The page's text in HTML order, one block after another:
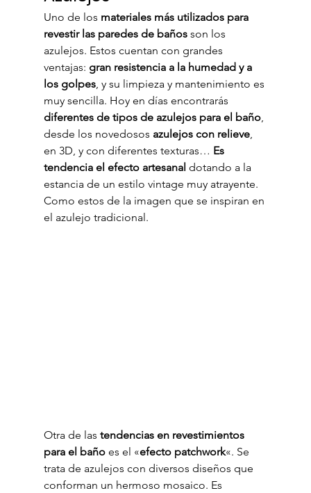
Uno de los materiales más utilizados para
revestir las paredes de baños son los
azulejos. Estos cuentan con grandes
ventajas: gran resistencia a la humedad y a
los golpes, y su limpieza y mantenimiento es
muy sencilla. Hoy en días encontrarás
diferentes de tipos de azulejos para el baño,
desde los novedosos azulejos con relieve,
en 3D, y con diferentes texturas… Es
tendencia el efecto artesanal dotando a la
estancia de un estilo vintage muy atrayente.
Como estos de la imagen que se inspiran en
el azulejo tradicional.
Otra de las tendencias en revestimientos
para el baño es el «efecto patchwork«. Se
trata de azulejos con diversos diseños que
conforman un hermoso mosaico. Es